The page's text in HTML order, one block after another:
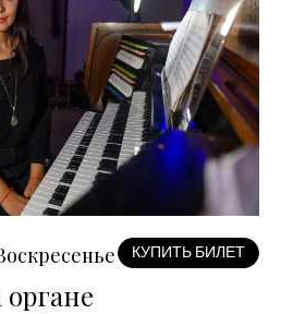
КУПИТЬ БИЛЕТ